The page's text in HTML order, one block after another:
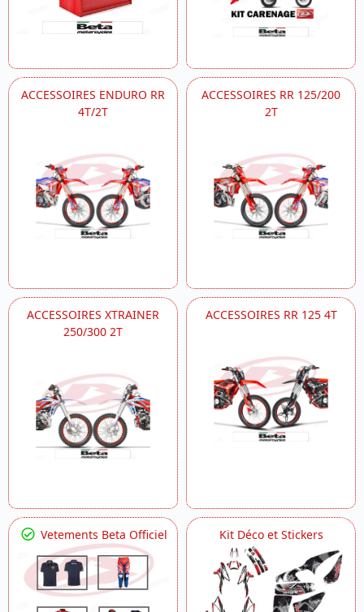
ACCESSOIRES ENDURO RR
4T/2T
ACCESSOIRES RR 125/200
2T
ACCESSOIRES XTRAINER
250/300 2T
ACCESSOIRES RR 125 4T
Vetements Beta Officiel Kit Déco et Stickers